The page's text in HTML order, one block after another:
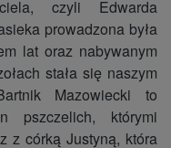
czyli Edwarda
prowadzona była
lat oraz nabywanym
stała się naszym
Mazowiecki to
pszczelich, którymi
z córką Justyną, która